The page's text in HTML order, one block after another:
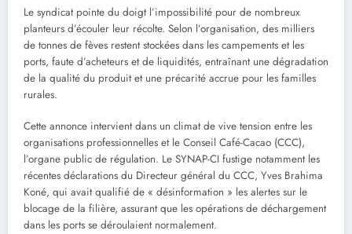
Le syndicat pointe du doigt l’impossibilité pour de nombreux
planteurs d’écouler leur récolte. Selon l’organisation, des milliers
de tonnes de fèves restent stockées dans les campements et les
ports, faute d’acheteurs et de liquidités, entraînant une dégradation
de la qualité du produit et une précarité accrue pour les familles
rurales.
Cette annonce intervient dans un climat de vive tension entre les
organisations professionnelles et le Conseil Café-Cacao (CCC),
l’organe public de régulation. Le SYNAP-CI fustige notamment les
récentes déclarations du Directeur général du CCC, Yves Brahima
Koné, qui avait qualifié de « désinformation » les alertes sur le
blocage de la filière, assurant que les opérations de déchargement
dans les ports se déroulaient normalement.